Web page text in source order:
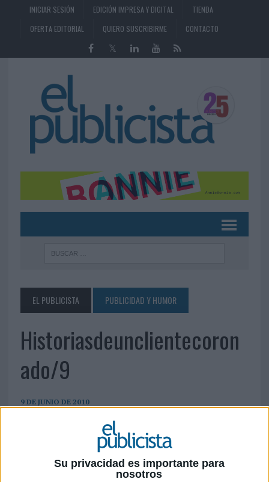
Su privacidad es importante para
nosotros
INICIAR SESIÓN EDICIÓN IMPRESA Y DIGITAL
TIENDA
OFERTA EDITORIAL
QUIERO SUSCRIBIRME CONTACTO
EL PUBLICISTA PUBLICIDAD Y HUMOR
Historiasdeunclientecoron
ado/9
9 DE JUNIO DE 2010